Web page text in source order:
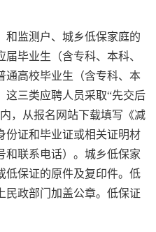
和监测户、城乡低保家庭的
毕业生（含专科、本科、
通高校毕业生（含专科、本
这三类应聘人员采取“先交后
，从报名网站下载填写《减
份证和毕业证或相关证明材
和联系电话）。城乡低保家
低保证的原件及复印件。低
民政部门加盖公章。低保证